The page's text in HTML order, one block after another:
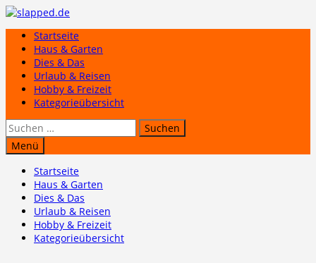
Zum
springenStartseite
Haus & Garten
Dies & Das
Urlaub & Reisen
Hobby & Freizeit
Kategorieübersicht
Suchen
nach:
Menü
Startseite
Haus & Garten
Dies & Das
Urlaub & Reisen
Hobby & Freizeit
Kategorieübersicht